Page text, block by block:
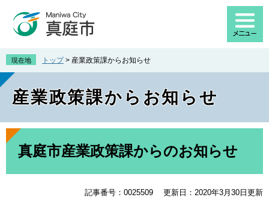
先
で
を
ば
へ
現在地 トップ > 産業政策課からお知らせ
産業政策課からお知らせ
本
真庭市産業政策課からのお知らせ
記事番号：0025509 更新日：2020年3月30日更新